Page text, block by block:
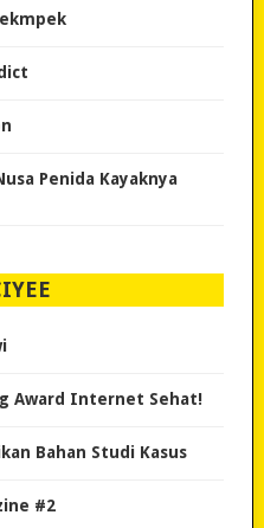
Penida Kayaknya
Award Internet Sehat!
Bahan Studi Kasus
#2